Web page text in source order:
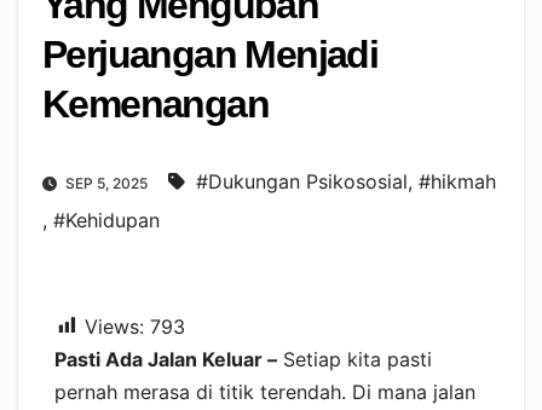
Perjuangan Menjadi
Kemenangan
SEP 5, 2025 #Dukungan Psikososial, #hikmah
, #Kehidupan
Views: 793
Pasti Ada Jalan Keluar – Setiap kita pasti
pernah merasa di titik terendah. Di mana jalan